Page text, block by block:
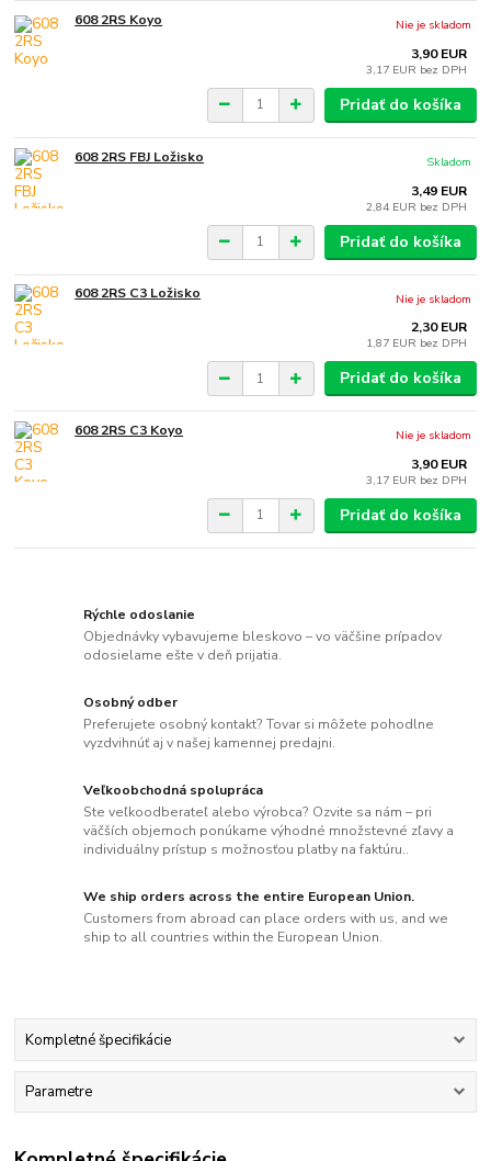
608 2RS Koyo
3,90 EUR
3,17 EUR bez DPH
Nie je skladom
Pridať do košíka
608 2RS FBJ Ložisko
3,49 EUR
2,84 EUR bez DPH
Skladom
Pridať do košíka
608 2RS C3 Ložisko
2,30 EUR
1,87 EUR bez DPH
Nie je skladom
Pridať do košíka
608 2RS C3 Koyo
3,90 EUR
3,17 EUR bez DPH
Nie je skladom
Pridať do košíka
Rýchle odoslanie
Objednávky vybavujeme bleskovo – vo väčšine prípadov
odosielame ešte v deň prijatia.
Osobný odber
Preferujete osobný kontakt? Tovar si môžete pohodlne
vyzdvihnúť aj v našej kamennej predajni.
Veľkoobchodná spolupráca
Ste veľkoodberateľ alebo výrobca? Ozvite sa nám – pri
väčších objemoch ponúkame výhodné množstevné zľavy a
individuálny prístup s možnosťou platby na faktúru..
We ship orders across the entire European Union.
Customers from abroad can place orders with us, and we
ship to all countries within the European Union.
Kompletné špecifikácie
Parametre